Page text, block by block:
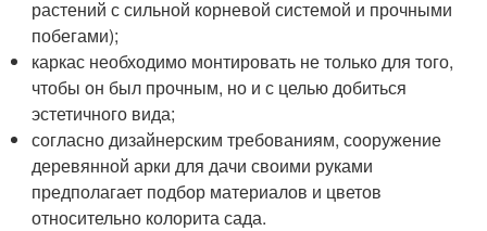
растений с сильной корневой системой и прочными
побегами);
каркас необходимо монтировать не только для того,
чтобы он был прочным, но и с целью добиться
эстетичного вида;
согласно дизайнерским требованиям, сооружение
деревянной арки для дачи своими руками
предполагает подбор материалов и цветов
относительно колорита сада.